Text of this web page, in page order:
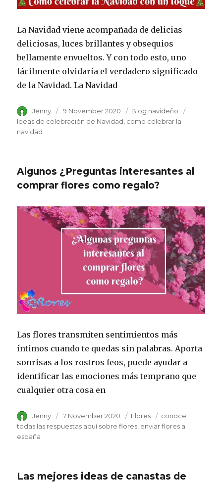
La Navidad viene acompañada de delicias
deliciosas, luces brillantes y obsequios
bellamente envueltos. Y con todo esto, uno
fácilmente olvidaría el verdadero significado
de la Navidad. La Navidad
Author
Jenny
Posted
on
9 November 2020 Category
Blog navideño
Ideas de celebración de Navidad como celebrar la
navidad
Algunos ¿Preguntas interesantes al
comprar flores como regalo?
Las flores transmiten sentimientos más
íntimos cuando te quedas sin palabras. Aporta
sonrisas a los rostros feos, puede ayudar a
identificar las emociones más temprano que
cualquier otra cosa en
Author
Jenny
Posted
on
7 November 2020 Category
Flores Tags
conoce
todas las respuestas aquí sobre flores enviar flores a
españa
Las mejores ideas de canastas de